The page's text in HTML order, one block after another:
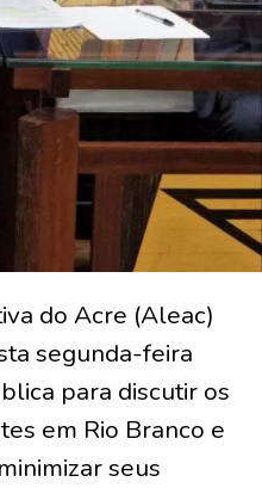
do Acre (Aleac)
segunda-feira
para discutir os
em Rio Branco e
seus